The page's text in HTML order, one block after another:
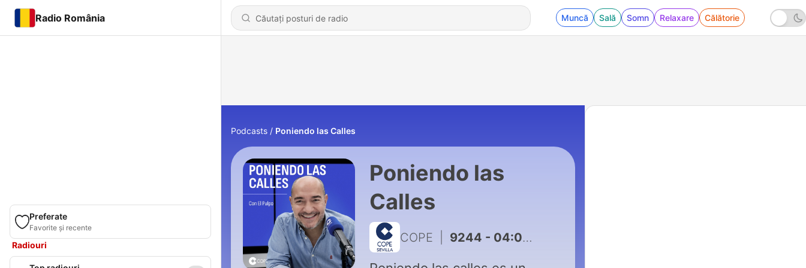
Radio România Muncă Sală Somn Relaxare Călătorie
Preferate
Favorite și recente
Radiouri
Podcasts Poniendo las Calles
Poniendo las
Calles
COPE 9244 - 04:00H | 05 AGO 2026 | Poniendo las Calles